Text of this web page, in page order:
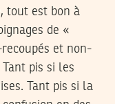
tout est bon à
de «
et non-
Tant pis si les
Tant pis si la